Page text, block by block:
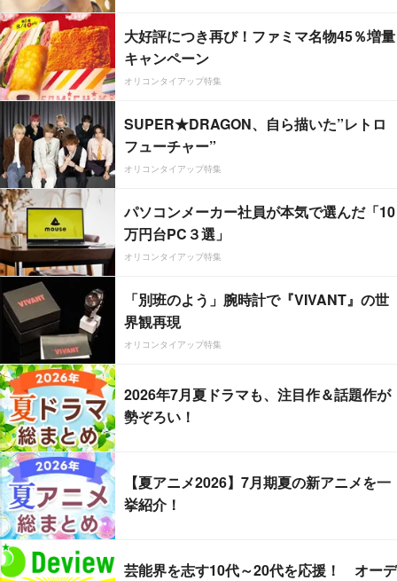
大好評につき再び！ファミマ名物45％増量
キャンペーン
オリコンタイアップ特集
SUPER★DRAGON、自ら描いた”レトロ
フューチャー”
オリコンタイアップ特集
パソコンメーカー社員が本気で選んだ「10
万円台PC３選」
オリコンタイアップ特集
「別班のよう」腕時計で『VIVANT』の世
界観再現
オリコンタイアップ特集
2026年7月夏ドラマも、注目作＆話題作が
勢ぞろい！
【夏アニメ2026】7月期夏の新アニメを一
挙紹介！
芸能界を志す10代～20代を応援！ オーデ